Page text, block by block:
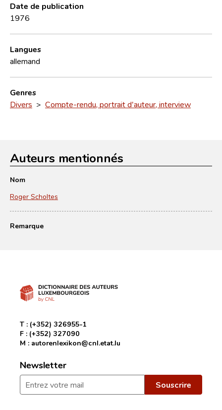
Date de publication
1976
Langues
allemand
Genres
Divers > Compte-rendu, portrait d'auteur, interview
Auteurs mentionnés
Nom
Roger Scholtes
Remarque
T : (+352) 326955-1
F : (+352) 327090
M : autorenlexikon@cnl.etat.lu
Newsletter